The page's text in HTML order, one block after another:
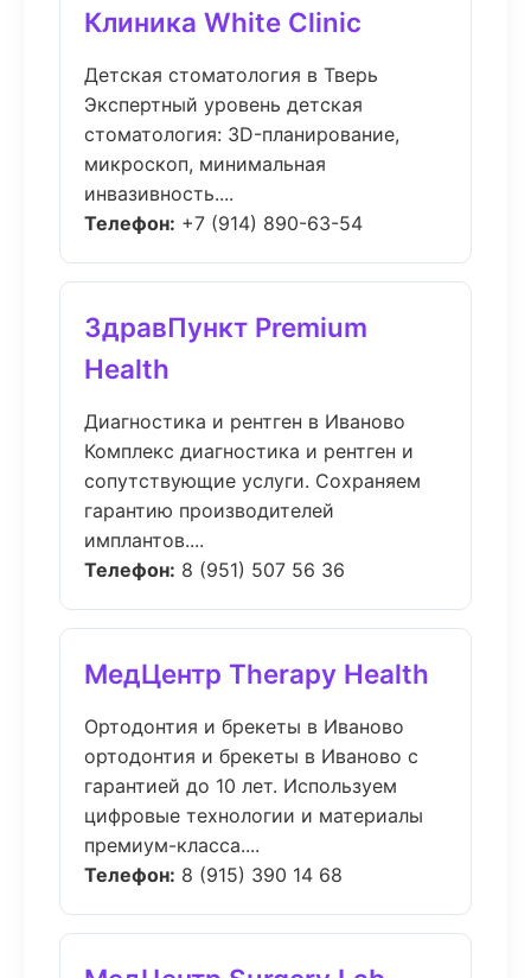
Клиника White Clinic
Детская стоматология в Тверь
Экспертный уровень детская
стоматология: 3D-планирование,
микроскоп, минимальная
инвазивность....
Телефон: +7 (914) 890-63-54
ЗдравПункт Premium
Health
Диагностика и рентген в Иваново
Комплекс диагностика и рентген и
сопутствующие услуги. Сохраняем
гарантию производителей
имплантов....
Телефон: 8 (951) 507 56 36
МедЦентр Therapy Health
Ортодонтия и брекеты в Иваново
ортодонтия и брекеты в Иваново с
гарантией до 10 лет. Используем
цифровые технологии и материалы
премиум-класса....
Телефон: 8 (915) 390 14 68